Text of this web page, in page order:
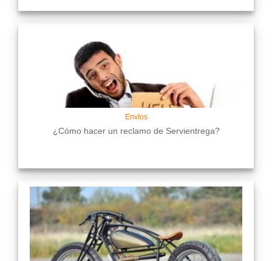
Envíos
¿Cómo hacer un reclamo de Servientrega?